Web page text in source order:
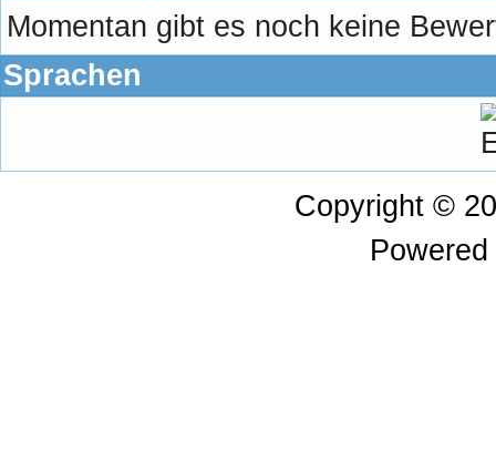
Momentan gibt es noch keine
Sprachen
Copyright ©